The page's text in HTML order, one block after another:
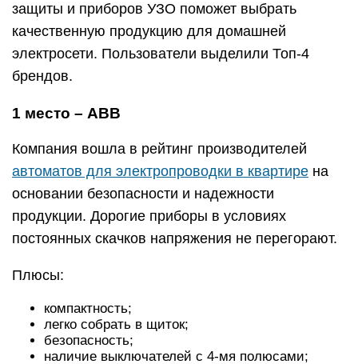
защиты и приборов УЗО поможет выбрать
качественную продукцию для домашней
электросети. Пользователи выделили Топ-4
брендов.
1 место – АВВ
Компания вошла в рейтинг производителей
автоматов для электропроводки в квартире на
основании безопасности и надежности
продукции. Дорогие приборы в условиях
постоянных скачков напряжения не перегорают.
Плюсы:
компактность;
легко собрать в щиток;
безопасность;
наличие выключателей с 4-мя полюсами;